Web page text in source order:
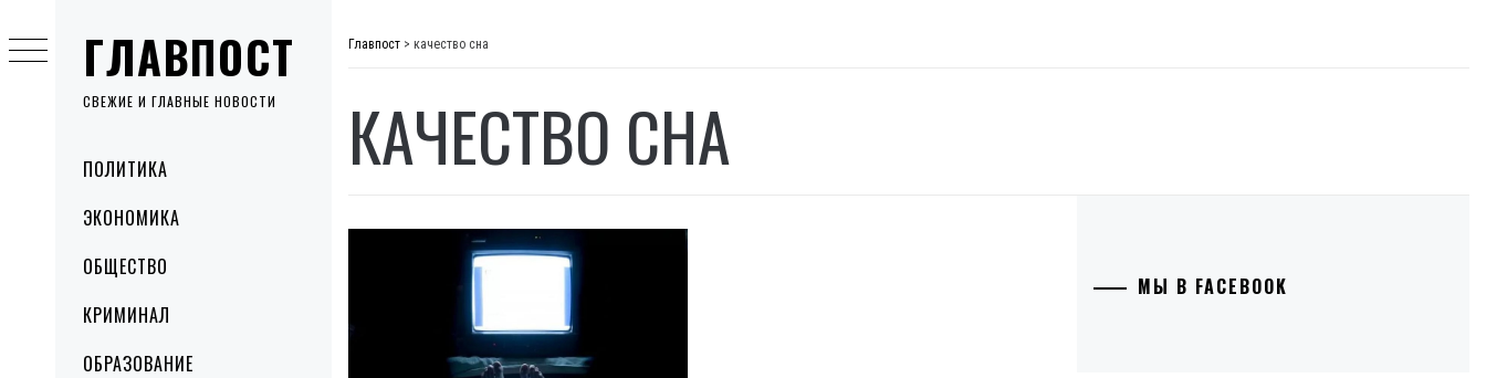
ГЛАВПОСТ
СВЕЖИЕ И ГЛАВНЫЕ НОВОСТИ
MenuПОЛИТИКА
ЭКОНОМИКА
ОБЩЕСТВО
КРИМИНАЛ
ОБРАЗОВАНИЕ
to
content
Главпост > качество сна
КАЧЕСТВО СНА
МЫ В FACEBOOK